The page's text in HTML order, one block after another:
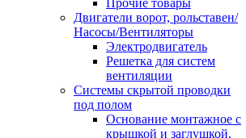
Прочие товары
Двигатели ворот, рольставен/
Насосы/Вентиляторы
Электродвигатель
Решетка для систем
вентиляции
Системы скрытой проводки
под полом
Основание монтажное с
крышкой и заглушкой,